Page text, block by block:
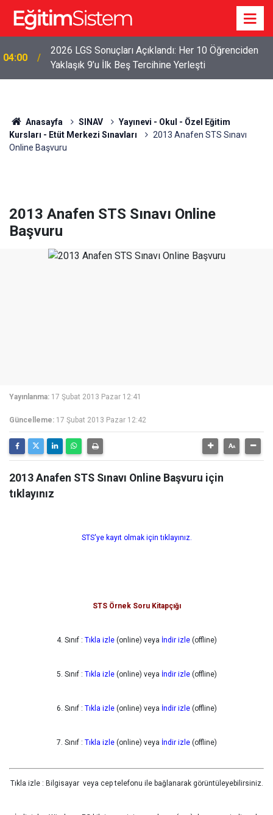
04:00
2026 LGS Sonuçları Açıklandı: Her 10 Öğrenciden
Yaklaşık 9’u İlk Beş Tercihine Yerleşti
Anasayfa SINAV
Yayınevi - Okul - Özel Eğitim
Kursları - Etüt Merkezi Sınavları
2013 Anafen STS Sınavı
Online Başvuru
2013 Anafen STS Sınavı Online
Başvuru
Yayınlanma: 17 Şubat 2013 Pazar 12:41
Güncelleme: 17 Şubat 2013 Pazar 12:42
2013 Anafen STS Sınavı Online Başvuru için
tıklayınız
STS'ye kayıt olmak için tıklayınız.
STS Örnek Soru Kitapçığı
4. Sınıf : Tıkla izle(online) veya İndir izle(offline)
5. Sınıf : Tıkla izle(online) veya İndir izle(offline)
6. Sınıf : Tıkla izle(online) veya İndir izle(offline)
7. Sınıf : Tıkla izle(online) veya İndir izle(offline)
Tıkla izle : Bilgisayar veya cep telefonu ile bağlanarak görüntüleyebilirsiniz.